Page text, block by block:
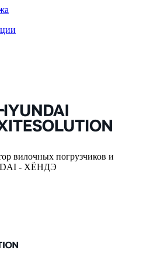
вилочных погрузчиков и
- ХЁНДЭ